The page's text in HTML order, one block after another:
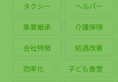
タクシー ヘルパー
事業継承 介護保険
会社特徴 処遇改善
効率化 子ども食堂